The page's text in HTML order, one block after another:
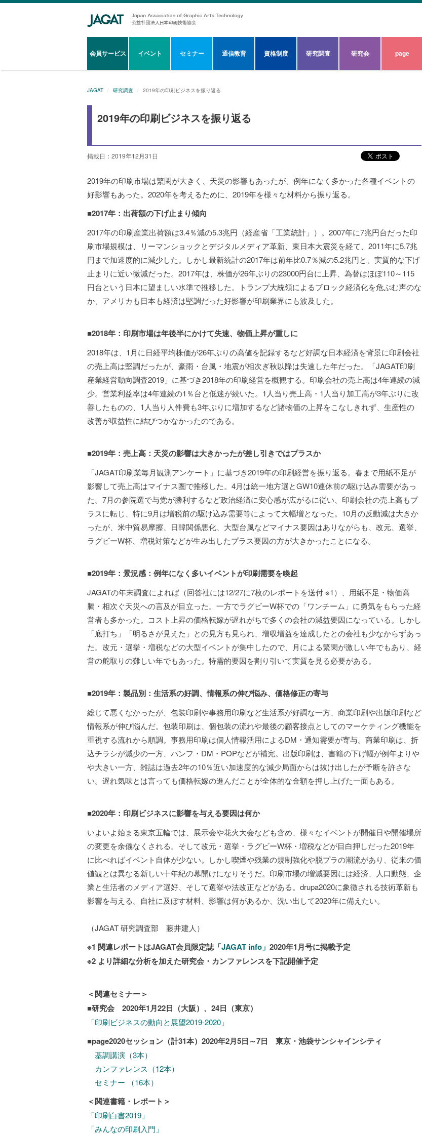
会員サービス イベント セミナー 通信教育 資格制度 研究調査 研究会 page
JAGAT 研究調査 2019年の印刷ビジネスを振り返る
2019年の印刷ビジネスを振り返る
掲載日：2019年12月31日
2019年の印刷市場は繁閑が大きく、天災の影響もあったが、例年になく多かった各種イベントの
好影響もあった。2020年を考えるために、2019年を様々な材料から振り返る。
■2017年：出荷額の下げ止まり傾向
2017年の印刷産業出荷額は3.4％減の5.3兆円（経産省「工業統計」）。2007年に7兆円台だった印
刷市場規模は、リーマンショックとデジタルメディア革新、東日本大震災を経て、2011年に5.7兆
円まで加速度的に減少した。しかし最新統計の2017年は前年比0.7％減の5.2兆円と、実質的な下げ
止まりに近い微減だった。2017年は、株価が26年ぶりの23000円台に上昇、為替はほぼ110～115
円台という日本に望ましい水準で推移した。トランプ大統領によるブロック経済化を危ぶむ声のな
か、アメリカも日本も経済は堅調だった好影響が印刷業界にも波及した。
■2018年：印刷市場は年後半にかけて失速、物価上昇が重しに
2018年は、1月に日経平均株価が26年ぶりの高値を記録するなど好調な日本経済を背景に印刷会社
の売上高は堅調だったが、豪雨・台風・地震が相次ぎ秋以降は失速した年だった。「JAGAT印刷
産業経営動向調査2019」に基づき2018年の印刷経営を概観する。印刷会社の売上高は4年連続の減
少。営業利益率は4年連続の1％台と低迷が続いた。1人当り売上高・1人当り加工高が3年ぶりに改
善したものの、1人当り人件費も3年ぶりに増加するなど諸物価の上昇をこなしきれず、生産性の
改善が収益性に結びつかなかったのである。
■2019年：売上高：天災の影響は大きかったが差し引きではプラスか
「JAGAT印刷業毎月観測アンケート」に基づき2019年の印刷経営を振り返る。春まで用紙不足が
影響して売上高はマイナス圏で推移した。4月は統一地方選とGW10連休前の駆け込み需要があっ
た。7月の参院選で与党が勝利するなど政治経済に安心感が広がるに従い、印刷会社の売上高もプ
ラスに転じ、特に9月は増税前の駆け込み需要等によって大幅増となった。10月の反動減は大きか
ったが、米中貿易摩擦、日韓関係悪化、大型台風などマイナス要因はありながらも、改元、選挙、
ラグビーW杯、増税対策などが生み出したプラス要因の方が大きかったことになる。
■2019年：景況感：例年になく多いイベントが印刷需要を喚起
JAGATの年末調査によれば（回答社には12/27に7枚のレポートを送付 ※1）、用紙不足・物価高
騰・相次ぐ天災への言及が目立った。一方でラグビーW杯での「ワンチーム」に勇気をもらった経
営者も多かった。コスト上昇の価格転嫁が遅れがちで多くの会社の減益要因になっている。しかし
「底打ち」「明るさが見えた」との見方も見られ、増収増益を達成したとの会社も少なからずあっ
た。改元・選挙・増税などの大型イベントが集中したので、月による繁閑が激しい年でもあり、経
営の舵取りの難しい年でもあった。特需的要因を割り引いて実質を見る必要がある。
■2019年：製品別：生活系の好調、情報系の伸び悩み、価格修正の寄与
総じて悪くなかったが、包装印刷や事務用印刷など生活系が好調な一方、商業印刷や出版印刷など
情報系が伸び悩んだ。包装印刷は、個包装の流れや最後の顧客接点としてのマーケティング機能を
重視する流れから順調。事務用印刷は個人情報活用によるDM・通知需要が寄与。商業印刷は、折
込チラシが減少の一方、パンフ・DM・POPなどが補完。出版印刷は、書籍の下げ幅が例年よりや
や大きい一方、雑誌は過去2年の10％近い加速度的な減少局面からは抜け出したが予断を許さな
い。遅れ気味とは言っても価格転嫁の進んだことが全体的な金額を押し上げた一面もある。
■2020年：印刷ビジネスに影響を与える要因は何か
いよいよ始まる東京五輪では、展示会や花火大会なども含め、様々なイベントが開催日や開催場所
の変更を余儀なくされる。そして改元・選挙・ラグビーW杯・増税などが目白押しだった2019年
に比べればイベント自体が少ない。しかし喫煙や残業の規制強化や脱プラの潮流があり、従来の価
値観とは異なる新しい十年紀の幕開けになりそうだ。印刷市場の増減要因には経済、人口動態、企
業と生活者のメディア選好、そして選挙や法改正などがある。drupa2020に象徴される技術革新も
影響を与える。自社に及ぼす材料、影響は何があるか、洗い出して2020年に備えたい。
（JAGAT 研究調査部 藤井建人）
※1 関連レポートはJAGAT会員限定誌「JAGAT info」 2020年1月号に掲載予定
※2 より詳細な分析を加えた研究会・カンファレンスを下記開催予定
＜関連セミナー＞
■研究会 2020年1月22日（大阪）、24日（東京）
「印刷ビジネスの動向と展望2019-2020」
■page2020セッション（計31本）2020年2月5日～7日 東京・池袋サンシャインシティ
基調講演（3本）
カンファレンス（12本）
セミナー （16本）
＜関連書籍・レポート＞
「印刷白書2019」
「みんなの印刷入門」